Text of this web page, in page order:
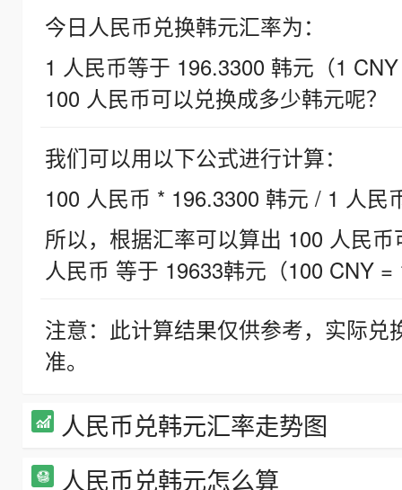
今日人民币兑换韩元汇率为：
1 人民币等于 196.3300 韩元（1
100 人民币可以兑换成多少韩元呢？
我们可以用以下公式进行计算：
100 人民币 * 196.3300 韩元 / 1 人民
所以，根据汇率可以算出 100 人民
人民币 等于 19633韩元（100 CNY =
注意：此计算结果仅供参考，实际
准。
人民币兑韩元汇率走势图
人民币兑韩元怎么算